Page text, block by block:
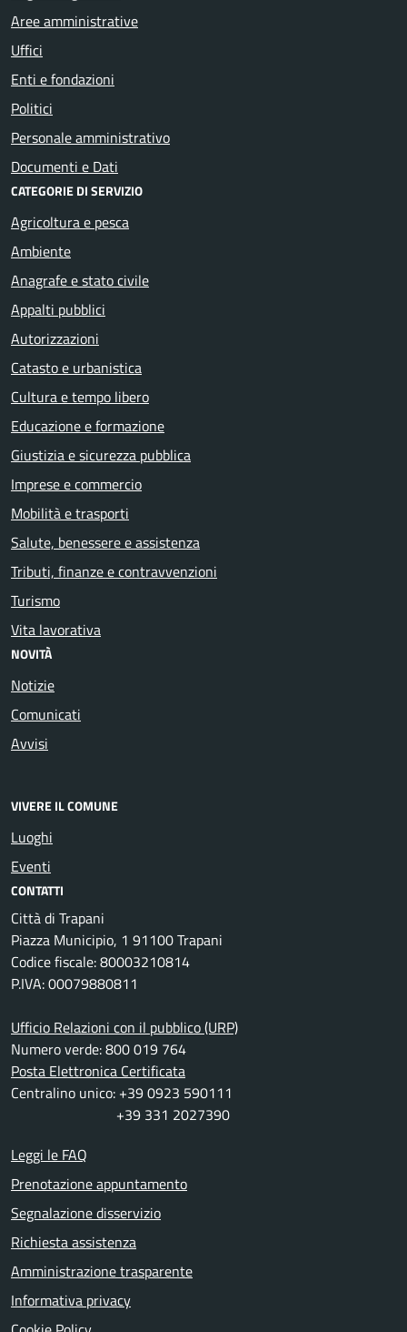
Aree amministrative
Uffici
Enti e fondazioni
Politici
Personale amministrativo
Documenti e Dati
CATEGORIE DI SERVIZIO
Agricoltura e pesca
Ambiente
Anagrafe e stato civile
Appalti pubblici
Autorizzazioni
Catasto e urbanistica
Cultura e tempo libero
Educazione e formazione
Giustizia e sicurezza pubblica
Imprese e commercio
Mobilità e trasporti
Salute, benessere e assistenza
Tributi, finanze e contravvenzioni
Turismo
Vita lavorativa
NOVITÀ
Notizie
Comunicati
Avvisi
VIVERE IL COMUNE
Luoghi
Eventi
CONTATTI
Città di Trapani
Piazza Municipio, 1 91100 Trapani
Codice fiscale: 80003210814
P.IVA: 00079880811
Ufficio Relazioni con il pubblico (URP)
Numero verde: 800 019 764
Posta Elettronica Certificata
Centralino unico: +39 0923 590111
+39 331 2027390
Leggi le FAQ
Prenotazione appuntamento
Segnalazione disservizio
Richiesta assistenza
Amministrazione trasparente
Informativa privacy